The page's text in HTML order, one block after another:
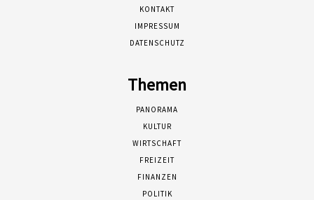
KONTAKT
IMPRESSUM
DATENSCHUTZ
Themen
PANORAMA
KULTUR
WIRTSCHAFT
FREIZEIT
FINANZEN
POLITIK